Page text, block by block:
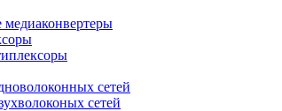
медиаконвертеры
сетей
сетей